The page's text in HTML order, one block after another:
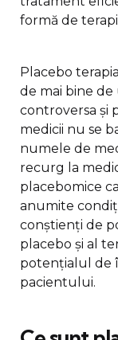
formă de
Placebo
de mai bine
controversa și
medicii nu se
numele de
recurg la
placebomice
anumite
conștienți de
placebo și al
potențialul de
pacientului.